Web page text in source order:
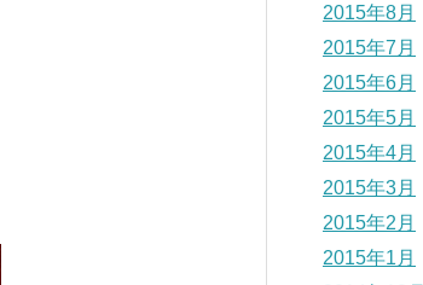
2015年8月
2015年7月
2015年6月
2015年5月
2015年4月
2015年3月
2015年2月
2015年1月